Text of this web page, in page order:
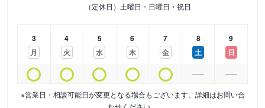
（定休日）土曜日・日曜日・祝日
3
月
4
火
5
水
6
木
7
金
8
土
9
日
※営業日・相談可能日が変更となる場合もございます。詳細はお問い合
わせください。